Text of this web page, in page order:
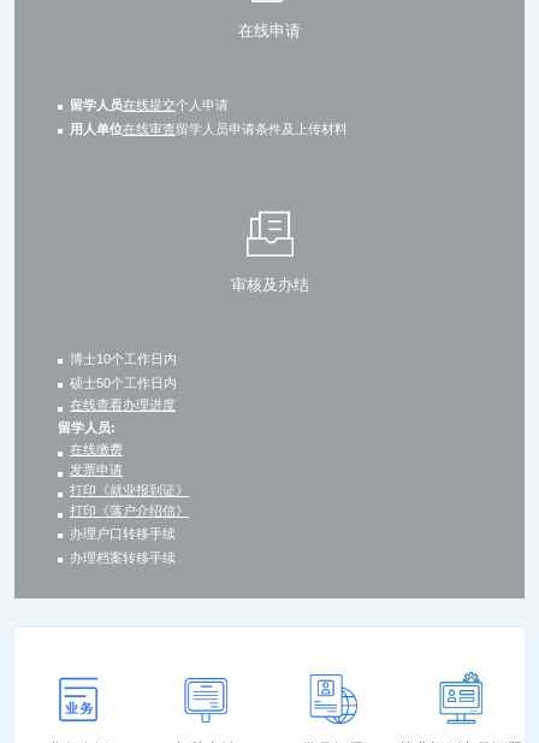
在线申请
留学人员在线提交个人申请
用人单位在线审查留学人员申请条件及上传材料
审核及办结
博士10个工作日内
硕士50个工作日内
在线查看办理进度
留学人员:
在线缴费
发票申请
打印《就业报到证》
打印《落户介绍信》
办理户口转移手续
办理档案转移手续